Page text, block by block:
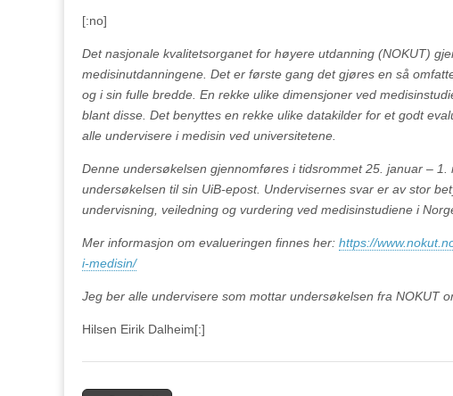
[:no]
Det nasjonale kvalitetsorganet for høyere utdanning (NOKUT)
medisinutdanningene. Det er første gang det gjøres en så
og i sin fulle bredde. En rekke ulike dimensjoner ved
blant disse. Det benyttes en rekke ulike datakilder for et godt
alle undervisere i medisin ved universitetene.
Denne undersøkelsen gjennomføres i tidsrommet 25. januar –
undersøkelsen til sin UiB-epost. Undervisernes svar er av stor
undervisning, veiledning og vurdering ved medisinstudiene i
Mer informasjon om evalueringen finnes her: https://
i-medisin/
Jeg ber alle undervisere som mottar undersøkelsen fra NOKUT
Hilsen Eirik Dalheim[:]